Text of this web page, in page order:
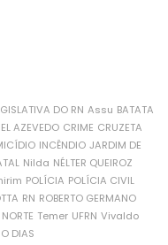
DO RN Assu BATATA
AZEVEDO CRIME CRUZETA
INCÊNDIO JARDIM DE
Nilda NÉLTER QUEIROZ
POLÍCIA POLÍCIA CIVIL
RN ROBERTO GERMANO
Temer UFRN Vivaldo
DIAS